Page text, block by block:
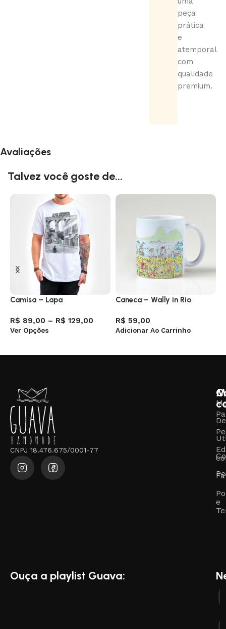
peça
prática
e
atemporal
com
qualidade
premium.
Avaliações
Talvez você goste de...
Camisa – Lapa
R$ 89,00 – R$ 129,00
Ver Opções
Caneca – Wally in Rio
R$ 59,00
Adicionar Ao Carrinho
CNPJ 18.476.675/0001-77
e
Ouça a playlist Guava: